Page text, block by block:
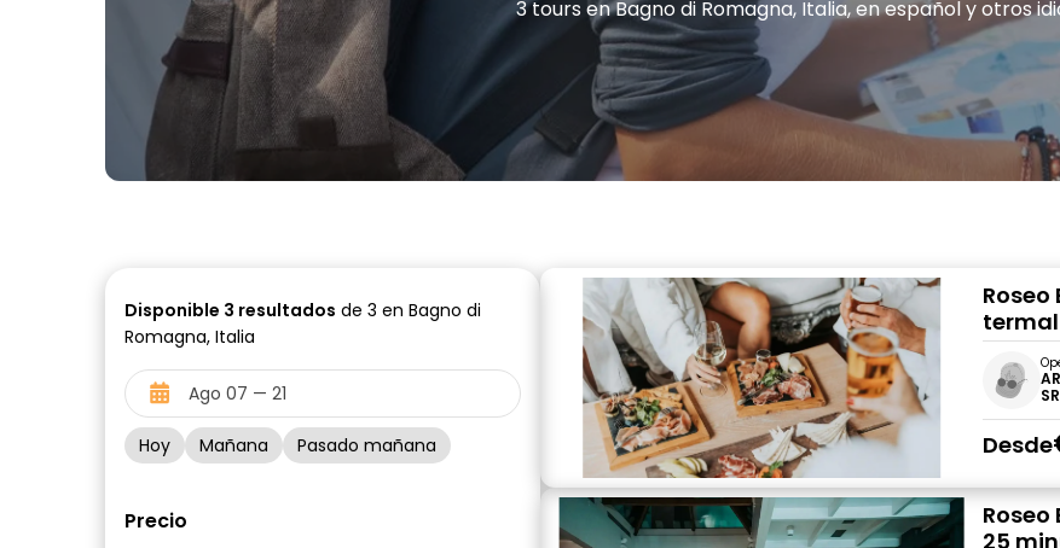
3 tours en Bagno di Romagna, Italia, en español y otros
Disponible 3 resultados de 3 en Bagno di
Romagna, Italia
Hoy Mañana Pasado mañana
Precio
Roseo
termal
Desde
Roseo
25